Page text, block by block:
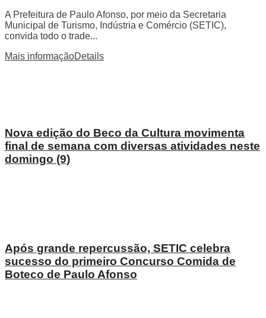
A Prefeitura de Paulo Afonso, por meio da Secretaria
Municipal de Turismo, Indústria e Comércio (SETIC),
convida todo o trade...
Mais informaçãoDetails
Nova edição do Beco da Cultura movimenta
final de semana com diversas atividades neste
domingo (9)
Após grande repercussão, SETIC celebra
sucesso do primeiro Concurso Comida de
Boteco de Paulo Afonso